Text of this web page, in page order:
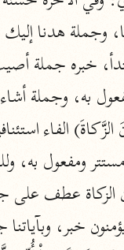
اشترك لتصلك أخبار
راسلنا